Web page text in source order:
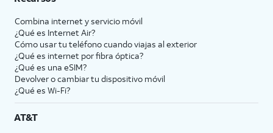
Combina internet y servicio móvil
¿Qué es Internet Air?
Cómo usar tu teléfono cuando viajas al exterior
¿Qué es internet por fibra óptica?
¿Qué es una eSIM?
Devolver o cambiar tu dispositivo móvil
¿Qué es Wi-Fi?
AT&T